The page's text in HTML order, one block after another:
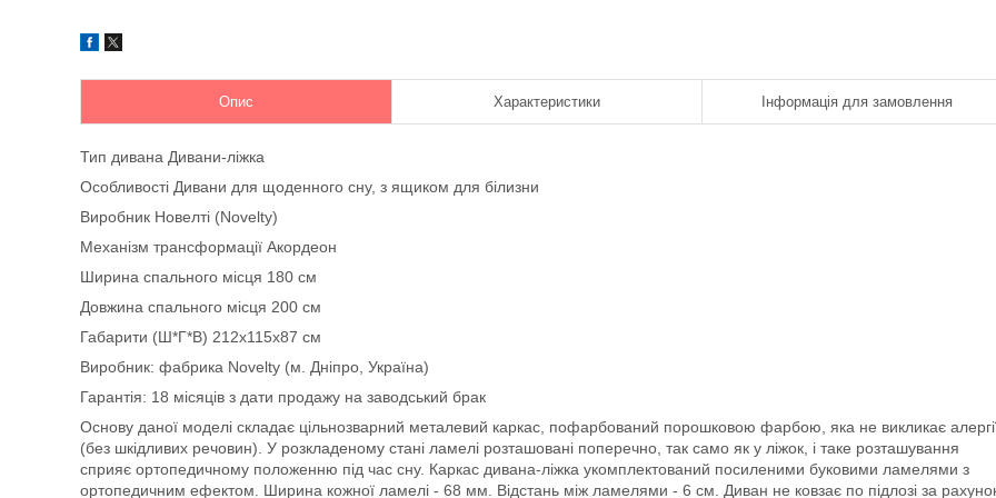
Опис Характеристики Інформація для замовлення
Тип дивана Дивани-ліжка
Особливості Дивани для щоденного сну, з ящиком для білизни
Виробник Новелті (Novelty)
Механізм трансформації Акордеон
Ширина спального місця 180 см
Довжина спального місця 200 см
Габарити (Ш*Г*В) 212х115х87 см
Виробник: фабрика Novelty (м. Дніпро, Україна)
Гарантія: 18 місяців з дати продажу на заводський брак
Основу даної моделі складає цільнозварний металевий каркас, пофарбований порошковою фарбою, яка не викликає
(без шкідливих речовин). У розкладеному стані ламелі розташовані поперечно, так само як у ліжок, і таке розташування
сприяє ортопедичному положенню під час сну. Каркас дивана-ліжка укомплектований посиленими буковими ламелями з
ортопедичним ефектом. Ширина кожної ламелі - 68 мм. Відстань між ламелями - 6 см. Диван не ковзає по підлозі за